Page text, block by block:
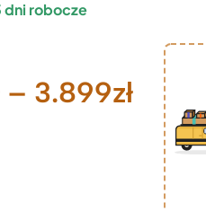
dni robocze
– 3.899złZakres
cen:
od